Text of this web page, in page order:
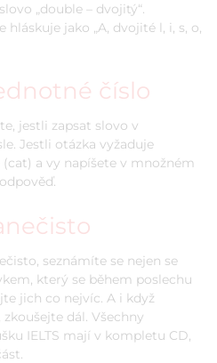
„double – dvojitý“.
hláskuje jako „A, dvojité l, i, s, o,
číslo
jestli zapsat slovo v
Jestli otázka vyžaduje
a vy napíšete v množném
seznámíte se nejen se
který se během poslechu
jich co nejvíc. A i když
dál. Všechny
IELTS mají v kompletu CD,